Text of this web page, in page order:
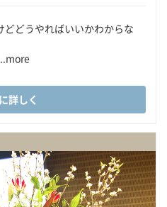
どうやればいいかわからな
詳しく